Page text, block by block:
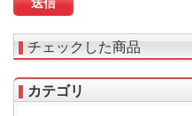
チェックした商品
カテゴリ